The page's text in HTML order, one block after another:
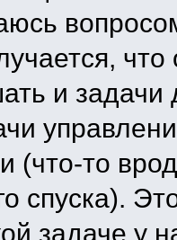
и задачи
(что-то
спуска).
задаче у